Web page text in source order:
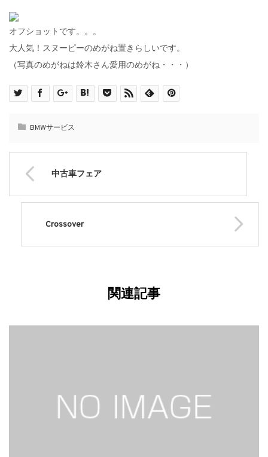
オフショットです。。。
大人気！スヌーピーのめがね置きらしいです。
（写真のめがねは鈴木さん愛用のめがね・・・）
BMWサービス
中古車フェア
Crossover
関連記事